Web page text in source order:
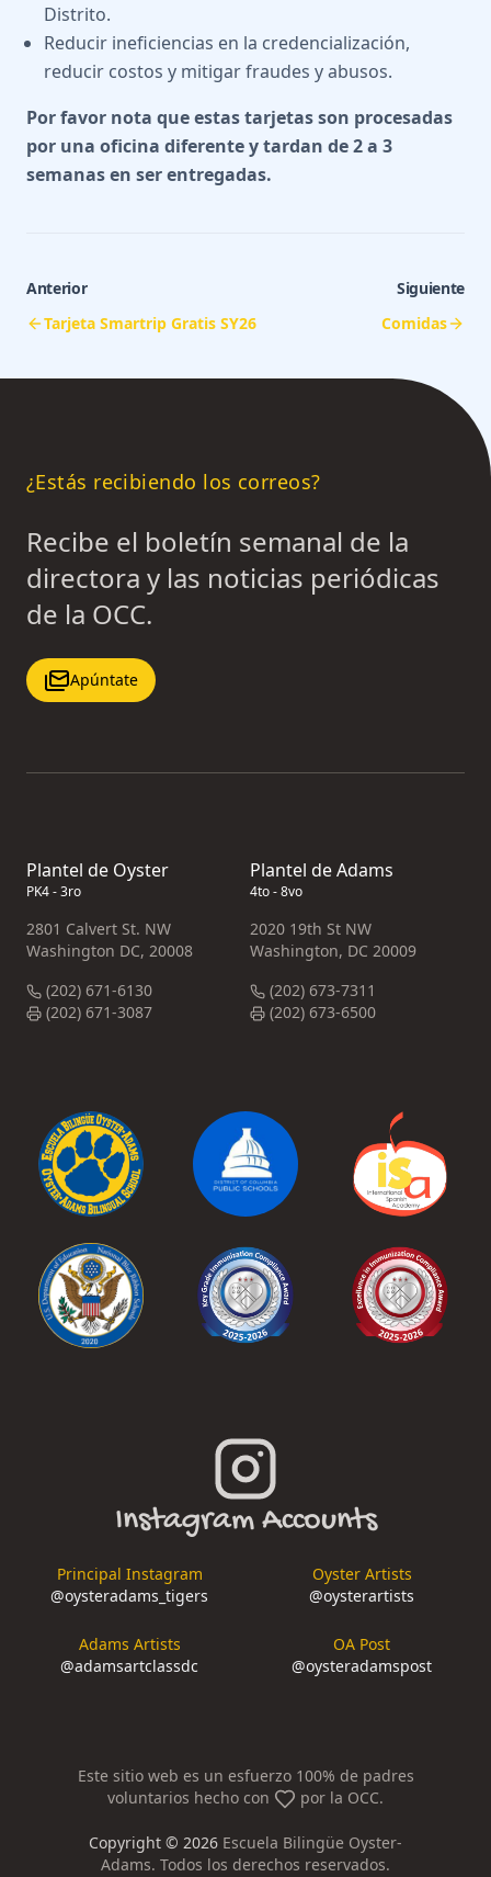
Distrito.
Reducir ineficiencias en la credencialización,
reducir costos y mitigar fraudes y abusos.
Por favor nota que estas tarjetas son procesadas
por una oficina diferente y tardan de 2 a 3
semanas en ser entregadas.
Anterior
Tarjeta Smartrip Gratis SY26
Siguiente
Comidas
¿Estás recibiendo los correos?
Recibe el boletín semanal de la
directora y las noticias periódicas
de la OCC.
Apúntate
Plantel de Oyster
PK4 - 3ro
2801 Calvert St. NW
Washington DC, 20008
(202) 671-6130
(202) 671-3087
Plantel de Adams
4to - 8vo
2020 19th St NW
Washington, DC 20009
(202) 673-7311
(202) 673-6500
Instagram Accounts
Principal Instagram
@oysteradams_tigers
Oyster Artists
@oysterartists
Adams Artists
@adamsartclassdc
OA Post
@oysteradamspost
Este sitio web es un esfuerzo 100% de padres
voluntarios hecho con
por la OCC.
Copyright © 2026 Escuela Bilingüe Oyster-
Adams. Todos los derechos reservados.